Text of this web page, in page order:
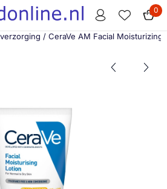
gesloten. 0
/ CeraVe AM Facial Moisturizing